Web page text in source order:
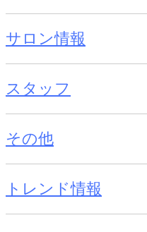
サロン情報
スタッフ
その他
トレンド情報